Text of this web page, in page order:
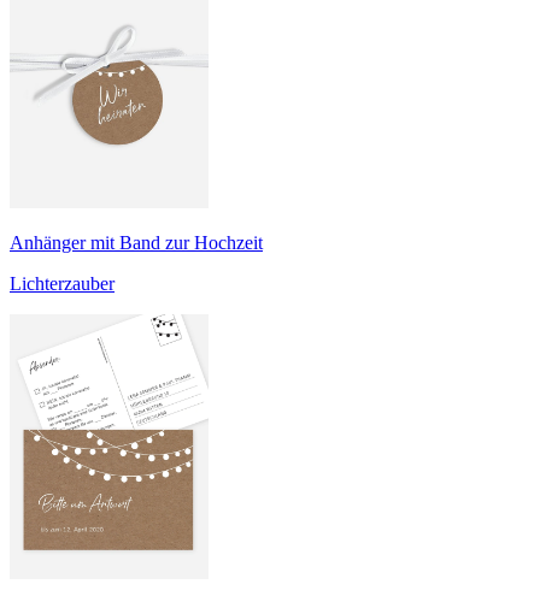
Anhänger mit Band zur Hochzeit
Lichterzauber